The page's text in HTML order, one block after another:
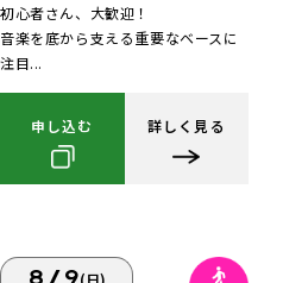
初心者さん、大歓迎！
音楽を底から支える重要なベースに
注目...
申し込む 詳しく見る
8/9(日)